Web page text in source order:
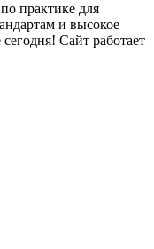
практике для
и высокое
Сайт работает